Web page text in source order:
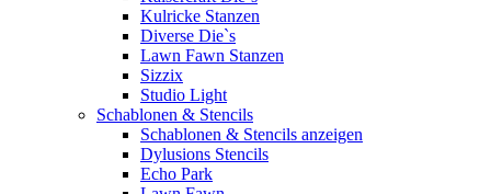
Kulricke Stanzen
Diverse Die`s
Lawn Fawn Stanzen
Sizzix
Studio Light
Schablonen & Stencils
Schablonen & Stencils anzeigen
Dylusions Stencils
Echo Park